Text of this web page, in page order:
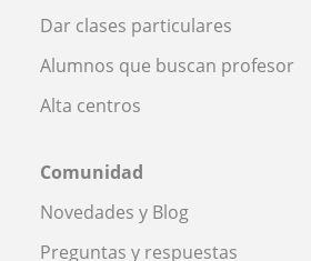
Dar clases particulares
Alumnos que buscan profesor
Alta centros
Comunidad
Novedades y Blog
Preguntas y respuestas